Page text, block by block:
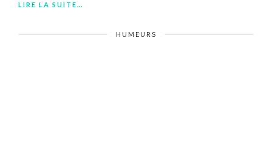
LIRE LA SUITE…
HUMEURS